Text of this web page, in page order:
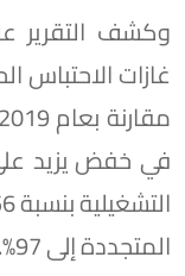
وكشف التقرير
في خفض يزيد على
المتجددة إلى 97%.